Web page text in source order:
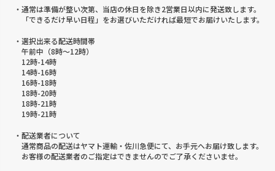
・通常は準備が整い次第、当店の休日を除き2営業日以内に発送致します。
「できるだけ早い日程」をお選びいただければ最短でお届けいたします。
・選択出来る配送時間帯
午前中（8時～12時）
12時-14時
14時-16時
16時-18時
18時-20時
18時-21時
19時-21時
・配送業者について
通常商品の配送はヤマト運輸・佐川急便にて、お手元へお届け致します。
お客様の配送業者のご指定はできませんのでご了承くださいませ。